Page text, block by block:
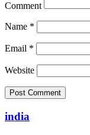
Comment
Name *
Email *
Website
india